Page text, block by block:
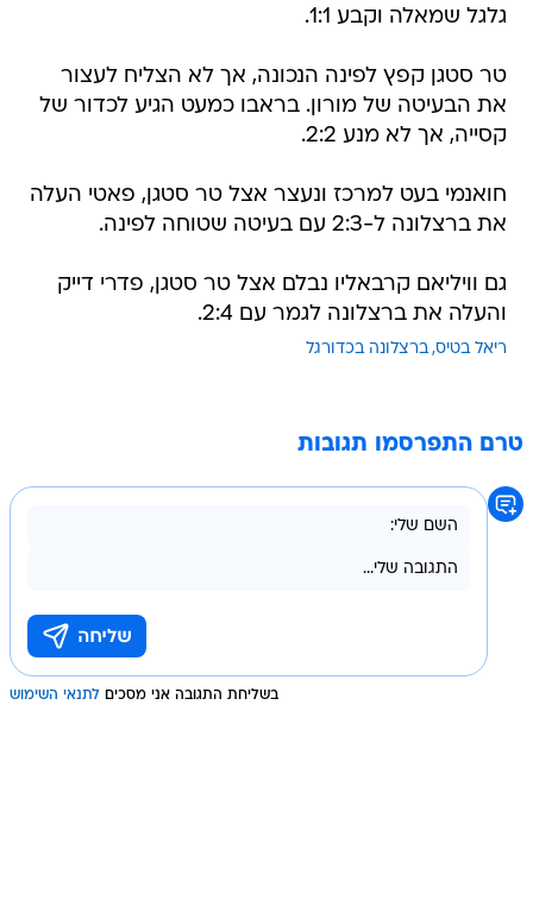
גלגל שמאלה וקבע 1:1.
טר סטגן קפץ לפינה הנכונה, אך לא הצליח לעצור
את הבעיטה של מורון. בראבו כמעט הגיע לכדור של
קסייה, אך לא מנע 2:2.
חואנמי בעט למרכז ונעצר אצל טר סטגן, פאטי העלה
את ברצלונה ל-2:3 עם בעיטה שטוחה לפינה.
גם וויליאם קרבאליו נבלם אצל טר סטגן, פדרי דייק
והעלה את ברצלונה לגמר עם 2:4.
ריאל בטיס ברצלונה בכדורגל
טרם התפרסמו תגובות
בשליחת התגובה אני מסכים לתנאי השימוש